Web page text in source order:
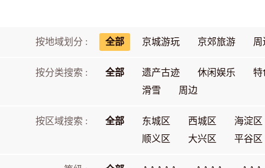
按地域划分 : 全部 京城游玩 京郊旅游 周
按分类搜索 : 全部 遗产古迹 休闲娱乐
特
滑雪
周边
按区域搜索 : 全部 东城区 西城区
海淀区
顺义区
大兴区 平谷区